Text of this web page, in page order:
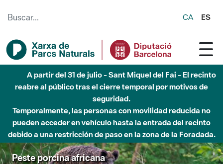
CA ES
A partir del 31 de julio - Sant Miquel del Fai - El recinto
reabre al público tras el cierre temporal por motivos de
seguridad.
Temporalmente, las personas con movilidad reducida no
pueden acceder en vehículo hasta la entrada del recinto
debido a una restricción de paso en la zona de la Foradada.
Peste porcina africana